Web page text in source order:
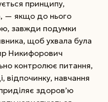
принципу,
— якщо до нього
завжди подумки
щоб ухвала була
Никифорович
контролює питання,
відпочинку, навчання
здоров’ю